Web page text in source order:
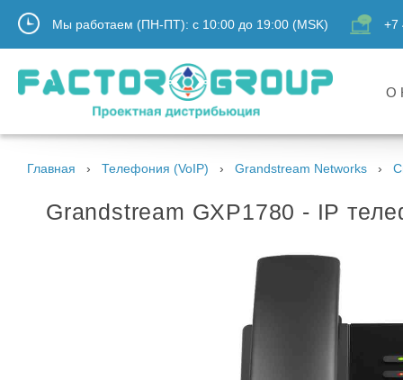
Мы работаем (ПН-ПТ): с 10:00 до 19:00 (MSK) +7
О
Главная Телефония (VoIP) Grandstream Networks
Grandstream GXP1780 - IP